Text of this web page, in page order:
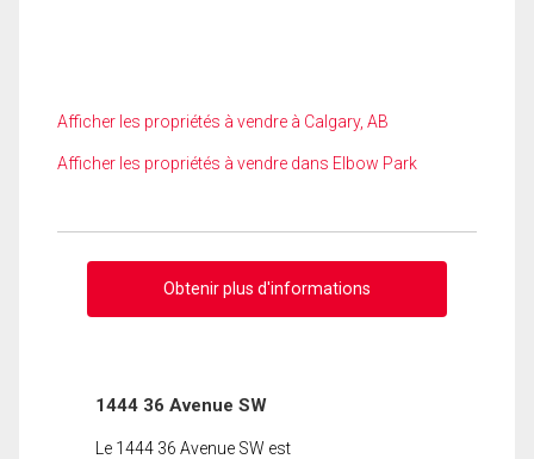
Afficher les propriétés à vendre à Calgary, AB
Afficher les propriétés à vendre dans Elbow Park
Obtenir plus d'informations
1444 36 Avenue SW
Le 1444 36 Avenue SW est